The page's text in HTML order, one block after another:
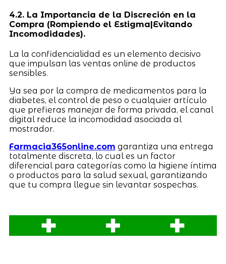
4.2. La Importancia de la Discreción en la
Compra (Rompiendo el Estigma|Evitando
Incomodidades).
La la confidencialidad es un elemento decisivo
que impulsan las ventas online de productos
sensibles.
Ya sea por la compra de medicamentos para la
diabetes, el control de peso o cualquier artículo
que prefieras manejar de forma privada, el canal
digital reduce la incomodidad asociada al
mostrador.
Farmacia365online.com garantiza una entrega
totalmente discreta, lo cual es un factor
diferencial para categorías como la higiene íntima
o productos para la salud sexual, garantizando
que tu compra llegue sin levantar sospechas.